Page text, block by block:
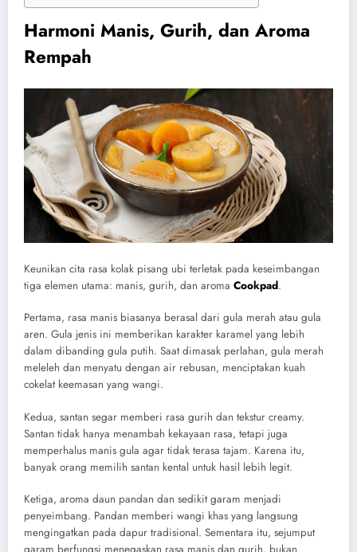
Harmoni Manis, Gurih, dan Aroma
Rempah
Keunikan cita rasa kolak pisang ubi terletak pada keseimbangan
tiga elemen utama: manis, gurih, dan aroma Cookpad.
Pertama, rasa manis biasanya berasal dari gula merah atau gula
aren. Gula jenis ini memberikan karakter karamel yang lebih
dalam dibanding gula putih. Saat dimasak perlahan, gula merah
meleleh dan menyatu dengan air rebusan, menciptakan kuah
cokelat keemasan yang wangi.
Kedua, santan segar memberi rasa gurih dan tekstur creamy.
Santan tidak hanya menambah kekayaan rasa, tetapi juga
memperhalus manis gula agar tidak terasa tajam. Karena itu,
banyak orang memilih santan kental untuk hasil lebih legit.
Ketiga, aroma daun pandan dan sedikit garam menjadi
penyeimbang. Pandan memberi wangi khas yang langsung
mengingatkan pada dapur tradisional. Sementara itu, sejumput